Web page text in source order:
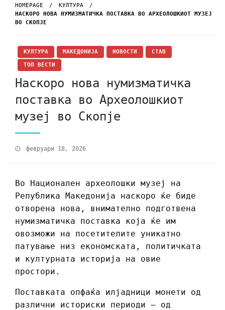
HOMEPAGE
КУЛТУРА
НАСКОРО НОВА НУМИЗМАТИЧКА ПОСТАВКА ВО АРХЕОЛОШКИОТ МУЗЕЈ
ВО СКОПЈЕ
КУЛТУРА МАКЕДОНИЈА НОВОСТИ
СТАВ
ТОП ВЕСТИ
Наскоро нова нумизматичка
поставка во Археолошкиот
музеј во Скопје
февруари 18, 2026
Во Национален археолошки музеј на
Република Македонија наскоро ќе биде
отворена нова, внимателно подготвена
нумизматичка поставка која ќе им
овозможи на посетителите уникатно
патување низ економската, политичката
и културната историја на овие
простори.
Поставката опфаќа илјадници монети од
различни историски периоди – од